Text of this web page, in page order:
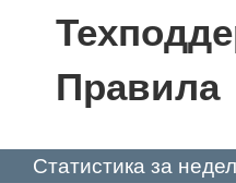
Правила
Статистика за